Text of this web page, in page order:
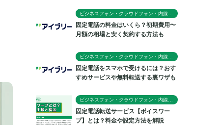
ビジネスフォン・クラウドフォン・内線電話
固定電話の料金はいくら？初期費用〜
月額の相場と安く契約する方法も
ビジネスフォン・クラウドフォン・内線電話
固定電話をスマホで受けるには？おす
すめサービスや無料転送する裏ワザも
ビジネスフォン・クラウドフォン・内線電話
固定電話転送サービス【ボイスワー
プ】とは？料金や設定方法を解説